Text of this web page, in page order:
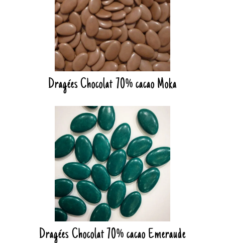
Dragées Chocolat 70% cacao Moka
Dragées Chocolat 70% cacao Emeraude